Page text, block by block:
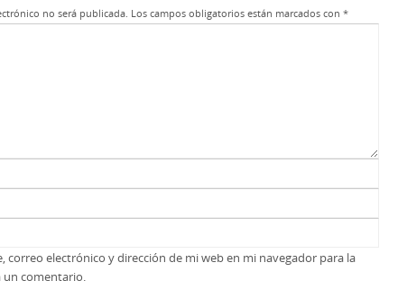
no será publicada. Los campos obligatorios están marcados con *
correo electrónico y dirección de mi web en mi navegador para la
un comentario.